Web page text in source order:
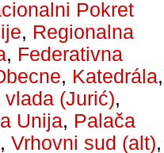
Pokret
, Regionalna
, Federativna
, Katedrála,
vlada (Jurić),
Unija, Palača
, Vrhovni sud (alt),